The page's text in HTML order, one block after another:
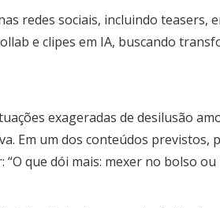
redes sociais, incluindo teasers,
e clipes em IA, buscando
exageradas de desilusão
Em um dos conteúdos previstos,
que dói mais: mexer no bolso ou